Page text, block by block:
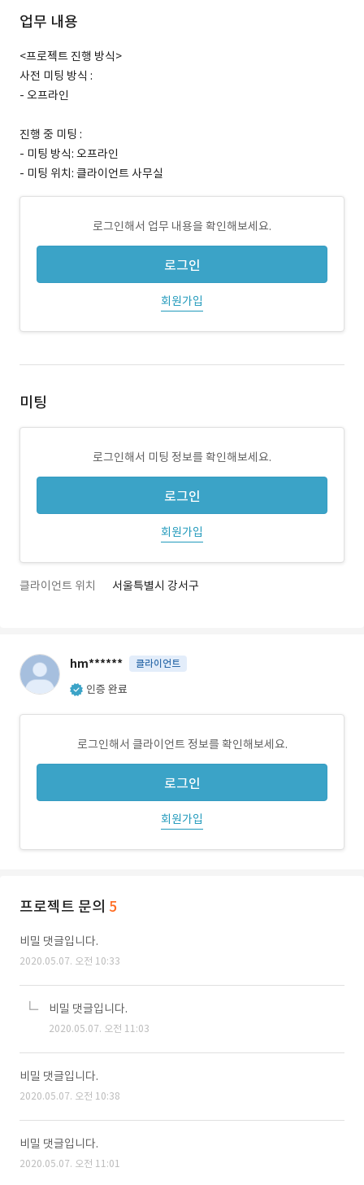
업무 내용
<프로젝트 진행 방식>
사전 미팅 방식 :
- 오프라인
진행 중 미팅 :
- 미팅 방식: 오프라인
- 미팅 위치: 클라이언트 사무실
로그인해서 업무 내용을 확인해보세요.
로그인
회원가입
미팅
로그인해서 미팅 정보를 확인해보세요.
로그인
회원가입
클라이언트 위치 서울특별시 강서구
hm****** 클라이언트
인증 완료
로그인해서 클라이언트 정보를 확인해보세요.
로그인
회원가입
프로젝트 문의 5
비밀 댓글입니다.
2020.05.07. 오전 10:33
비밀 댓글입니다.
2020.05.07. 오전 11:03
비밀 댓글입니다.
2020.05.07. 오전 10:38
비밀 댓글입니다.
2020.05.07. 오전 11:01